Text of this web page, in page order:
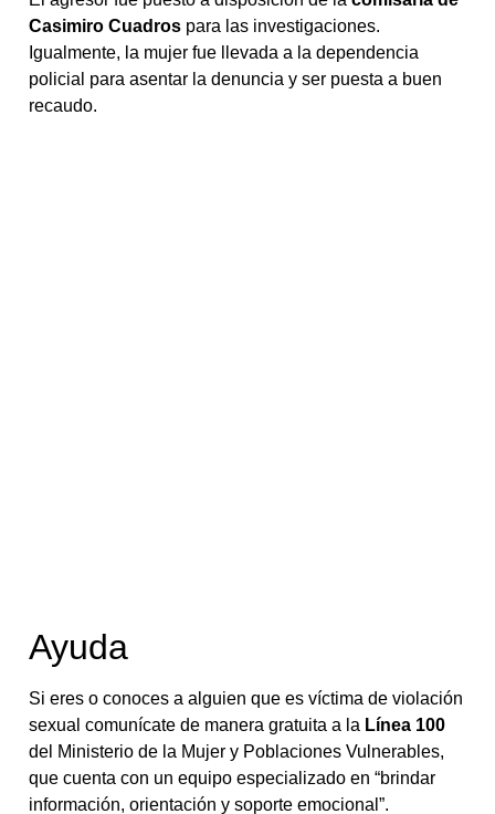
Casimiro Cuadros para las investigaciones.
Igualmente, la mujer fue llevada a la dependencia
policial para asentar la denuncia y ser puesta a buen
recaudo.
Ayuda
Si eres o conoces a alguien que es víctima de violación
sexual comunícate de manera gratuita a la Línea 100
del Ministerio de la Mujer y Poblaciones Vulnerables,
que cuenta con un equipo especializado en “brindar
información, orientación y soporte emocional”.